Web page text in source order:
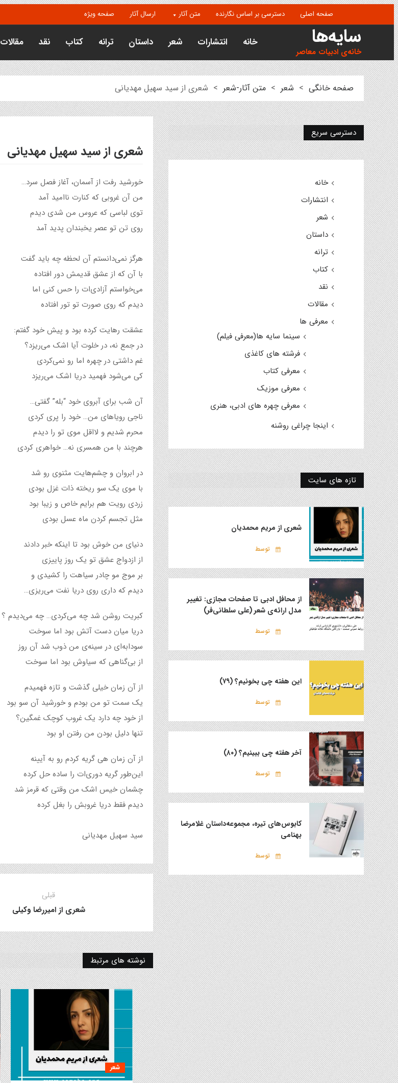
صفحه اصلی دسترسی بر اساس نگارنده متن آثار ارسال آثار صفحه ویژه
سایه‌ها
خانه‌ی ادبیات معاصر
خانه انتشارات شعر داستان ترانه کتاب نقد مقالات
صفحه خانگی > شعر > متن آثار-شعر > شعری از سید سهیل مهدیانی
شعری از سید سهیل مهدیانی
خورشید رفت از آسمان، آغاز فصل سرد…
من آن غروبی که کنارت ناامید آمد
توی لباسی که عروس من شدی دیدم
روی تن تو عصر یخبندان پدید آمد
هرگز نمی‌دانستم آن لحظه چه باید گفت
با آن که از عشق قدیمش دور افتاده
می‌خواستم آزادی‌ات را حس کنی اما
دیدم که روی صورت تو تور افتاده
عشقت رهایت کرده بود و پیش خود گفتم:
در جمع نه، در خلوت آیا اشک می‌ریزد؟
غم داشتی در چهره اما رو نمی‌کردی
کی می‌شود فهمید دریا اشک می‌ریزد
آن شب برای آبروی خود “بله” گفتی…
ناجی رویاهای من… خود را پری کردی
محرم شدیم و لااقل موی تو را دیدم
هرچند با من همسری نه… خواهری کردی
در ابروان و چشم‌هایت مثنوی رو شد
با موی یک سو ریخته ذات غزل بودی
زردی رویت هم برایم خاص و زیبا بود
مثل تجسم کردن ماه عسل بودی
دنیای من خوش بود تا اینکه خبر دادند
از ازدواج عشق تو یک روز پاییزی
بر موج مو چادر سیاهت را کشیدی و
دیدم که داری روی دریا نفت می‌ریزی…
کبریت روشن شد چه می‌کردی… چه می‌دیدم ؟
دریا میان دست آتش بود اما سوخت
سودابه‌ای در سینه‌ی من ذوب شد آن روز
از بی‌گناهی که سیاوش بود اما سوخت
از آن زمان خیلی گذشت و تازه فهمیدم
یک سمت تو من بودم و خورشید آن‌ سو بود
از خود چه دارد یک غروب کوچک غمگین؟
تنها دلیل بودن من رفتن او بود
از آن زمان هی گریه کردم رو به آیینه
این‌طور گریه دوری‌ات را ساده حل کرده
چشمان خیس اشک من وقتی که قرمز شد
دیدم فقط دریا غروبش را بغل کرده
سید سهیل مهدیانی
قبلی
شعری از امیررضا وکیلی
نوشته های مرتبط
شعر
دسترسی سریع
خانه
انتشارات
شعر
داستان
ترانه
کتاب
نقد
مقالات
معرفی ها
سینما سایه ها(معرفی فیلم)
فرشته های کاغذی
معرفی کتاب
معرفی موزیک
معرفی چهره های ادبی، هنری
اینجا چراغی روشنه
تازه های سایت
شعری از مریم محمدیان
توسط
از محافل ادبی تا صفحات مجازی: تغییر
مدل ارائه‌ی شعر (علی سلطانی‌فر)
توسط
این هفته چی بخونیم؟ (۷۹)
توسط
آخر هفته چی ببینیم؟ (۸۰)
توسط
کابوس‌های تیره، مجموعه‌داستان غلامرضا
بهنامی
توسط